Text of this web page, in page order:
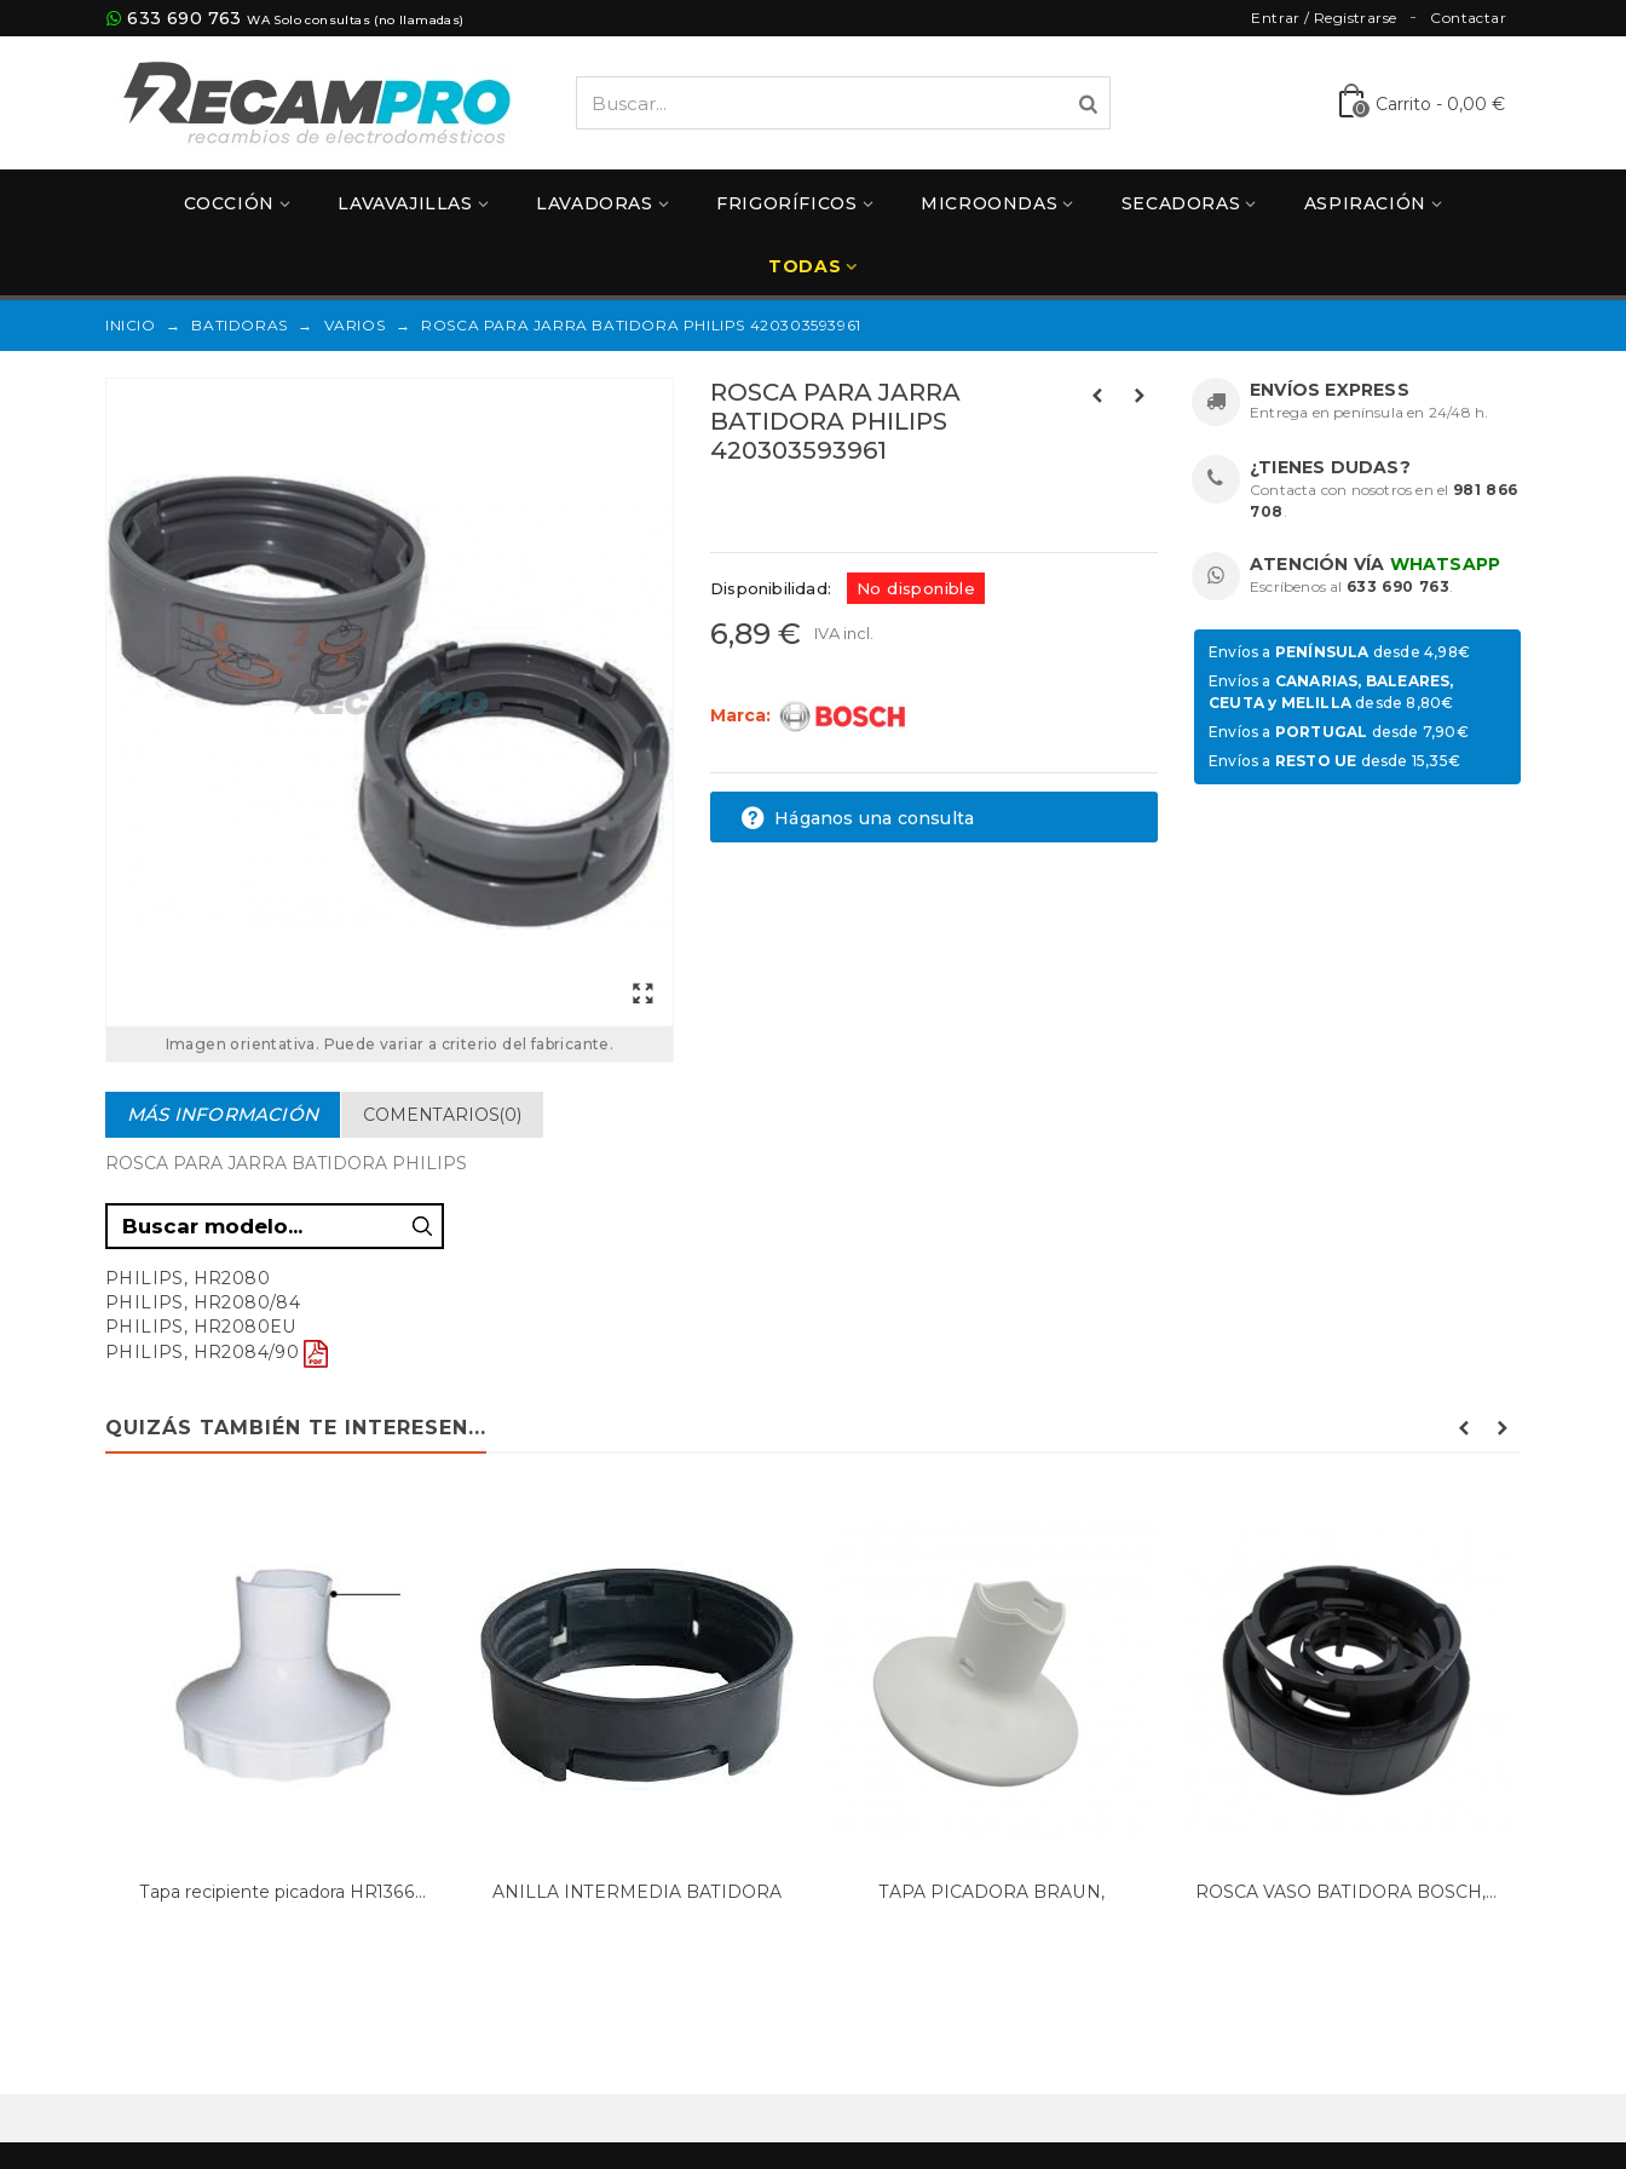
633 690 763 WA Solo consultas (no llamadas) Contactar
Entrar / Registrarse
0 Carrito - 0,00 €
COCCIÓN LAVAVAJILLAS LAVADORAS FRIGORÍFICOS MICROONDAS SECADORAS ASPIRACIÓN
TODAS
INICIO → BATIDORAS → VARIOS → ROSCA PARA JARRA BATIDORA PHILIPS 420303593961
Imagen orientativa. Puede variar a criterio del fabricante.
ROSCA PARA JARRA
BATIDORA PHILIPS
420303593961
Disponibilidad: No disponible
6,89 € IVA incl.
Marca:
Háganos una consulta
ENVÍOS EXPRESS
Entrega en península en 24/48 h.
¿TIENES DUDAS?
Contacta con nosotros en el 981 866
708 .
ATENCIÓN VÍA WHATSAPP
Escríbenos al 633 690 763.
Envíos a PENÍNSULAdesde 4,98€
Envíos a CANARIAS, BALEARES,
CEUTA y MELILLAdesde 8,80€
Envíos a PORTUGAL desde 7,90€
Envíos a RESTO UE desde 15,35€
MÁS INFORMACIÓN COMENTARIOS(0)
ROSCA PARA JARRA BATIDORA PHILIPS
PHILIPS, HR2080
PHILIPS, HR2080/84
PHILIPS, HR2080EU
PHILIPS, HR2084/90
QUIZÁS TAMBIÉN TE INTERESEN...
Tapa recipiente picadora HR1366...
ANILLA INTERMEDIA BATIDORA
TAPA PICADORA BRAUN,
ROSCA VASO BATIDORA BOSCH,...